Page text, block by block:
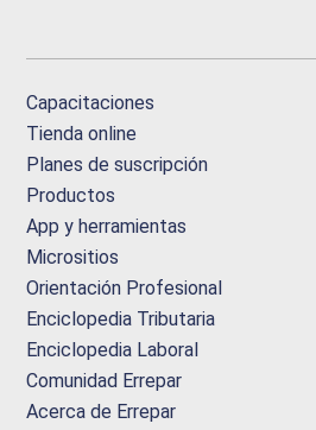
Capacitaciones
Tienda online
Planes de suscripción
Productos
App y herramientas
Micrositios
Orientación Profesional
Enciclopedia Tributaria
Enciclopedia Laboral
Comunidad Errepar
Acerca de Errepar